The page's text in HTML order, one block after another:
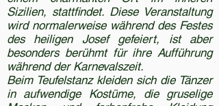
Sizilien, stattfindet. Diese Veranstaltung
wird normalerweise während des Festes
des heiligen Josef gefeiert, ist aber
besonders berühmt für ihre Aufführung
während der Karnevalszeit.
Beim Teufelstanz kleiden sich die Tänzer
in aufwendige Kostüme, die gruselige